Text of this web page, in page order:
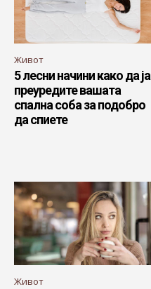
Живот
5 лесни начини како да ја
преуредите вашата
спална соба за подобро
да спиете
Живот